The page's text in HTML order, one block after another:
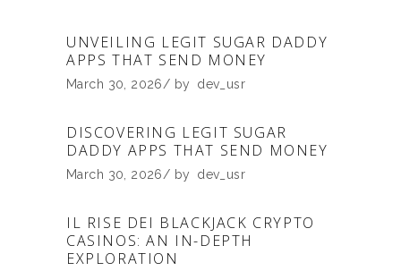
UNVEILING LEGIT SUGAR DADDY
APPS THAT SEND MONEY
March 30, 2026 by dev_usr
DISCOVERING LEGIT SUGAR
DADDY APPS THAT SEND MONEY
March 30, 2026 by dev_usr
IL RISE DEI BLACKJACK CRYPTO
CASINOS: AN IN-DEPTH
EXPLORATION